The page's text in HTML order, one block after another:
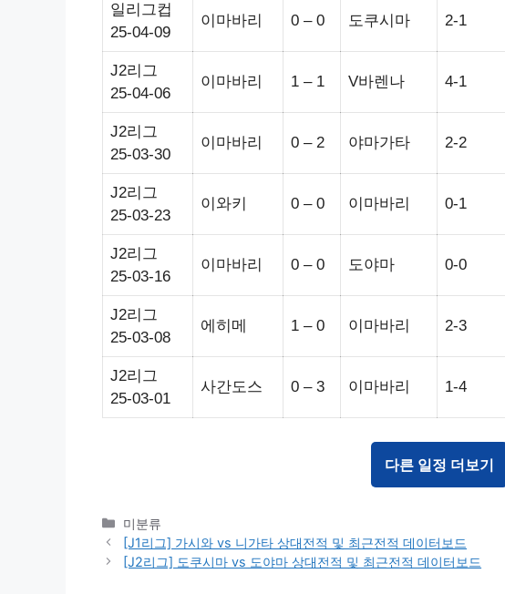
일리그컵
25-04-09
이마바리 0 – 0 도쿠시마 2-1
J2리그
25-04-06
이마바리 1 – 1 V바렌나 4-1
J2리그
25-03-30
이마바리 0 – 2 야마가타 2-2
J2리그
25-03-23
이와키 0 – 0 이마바리 0-1
J2리그
25-03-16
이마바리 0 – 0 도야마 0-0
J2리그
25-03-08
에히메 1 – 0 이마바리 2-3
J2리그
25-03-01
사간도스 0 – 3 이마바리 1-4
다른 일정 더보기
Categories
미분류
[J1리그] 가시와 vs 니가타 상대전적 및 최근전적 데이터보드
[J2리그] 도쿠시마 vs 도야마 상대전적 및 최근전적 데이터보드